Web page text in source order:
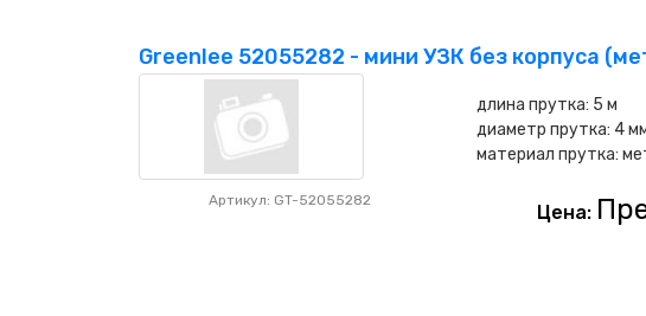
Greenlee 52055282 - мини УЗК без корпуса
Артикул: GT-52055282
длина прутка: 5 м
диаметр прутка: 4
материал прутка:
Цена: